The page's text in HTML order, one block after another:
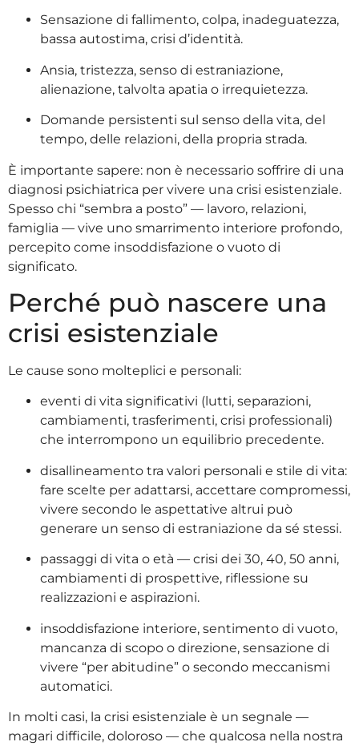
Sensazione di fallimento, colpa, inadeguatezza,
bassa autostima, crisi d’identità.
Ansia, tristezza, senso di estraniazione,
alienazione, talvolta apatia o irrequietezza.
Domande persistenti sul senso della vita, del
tempo, delle relazioni, della propria strada.
È importante sapere: non è necessario soffrire di una
diagnosi psichiatrica per vivere una crisi esistenziale.
Spesso chi “sembra a posto” — lavoro, relazioni,
famiglia — vive uno smarrimento interiore profondo,
percepito come insoddisfazione o vuoto di
significato.
Perché può nascere una
crisi esistenziale
Le cause sono molteplici e personali:
eventi di vita significativi (lutti, separazioni,
cambiamenti, trasferimenti, crisi professionali)
che interrompono un equilibrio precedente.
disallineamento tra valori personali e stile di vita:
fare scelte per adattarsi, accettare compromessi,
vivere secondo le aspettative altrui può
generare un senso di estraniazione da sé stessi.
passaggi di vita o età — crisi dei 30, 40, 50 anni,
cambiamenti di prospettive, riflessione su
realizzazioni e aspirazioni.
insoddisfazione interiore, sentimento di vuoto,
mancanza di scopo o direzione, sensazione di
vivere “per abitudine” o secondo meccanismi
automatici.
In molti casi, la crisi esistenziale è un segnale —
magari difficile, doloroso — che qualcosa nella nostra